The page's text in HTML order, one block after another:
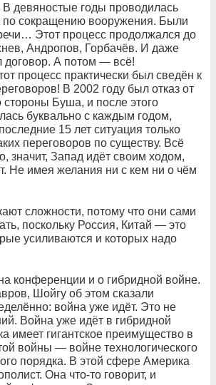
девяностые годы проводилась
по сокращению вооружения. Были
Этот процесс продолжался до
Андропов, Горбачёв. И даже
договор. А потом — всё!
процесс практически был сведён к
В 2002 году был отказ от
Буша, и после этого
буквально с каждым годом,
15 лет ситуация только
переговоров по существу. Всё
значит, Запад идёт своим ходом,
Не имея желания ни с кем ни о чём
сложности, потому что они сами
поскольку Россия, Китай — это
усиливаются и которых надо
конференции и о гибридной войне.
Шойгу об этом сказали
война уже идёт. Это не
Война уже идёт в гибридной
имеет гигантское преимущество в
войны — войне технологического
порядка. В этой сфере Америка
Она что-то говорит, и